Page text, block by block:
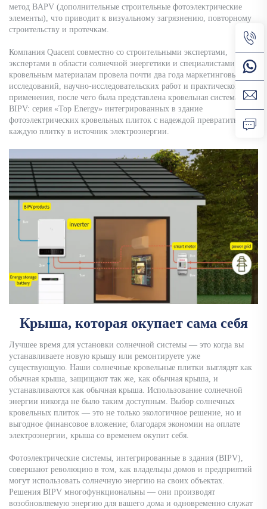
метод BAPV (дополнительные строительные фотоэлектрические
элементы), что приводит к визуальному загрязнению, повторному
строительству и протечкам.
Компания Quacent совместно со строительными экспертами,
экспертами в области солнечной энергетики и специалистами по
кровельным материалам провела почти два года маркетинговых
исследований, научно-исследовательских работ и практического
применения, после чего была представлена кровельная система
BIPV: серия «Top Energy» интегрированных в здание
фотоэлектрических кровельных плиток с надеждой превратить
каждую плитку в источник электроэнергии.
Крыша, которая окупает сама себя
Лучшее время для установки солнечной системы — это когда вы
устанавливаете новую крышу или ремонтируете уже
существующую. Наши солнечные кровельные плитки выглядят как
обычная крыша, защищают так же, как обычная крыша, и
устанавливаются как обычная крыша. Использование солнечной
энергии никогда не было таким доступным. Выбор солнечных
кровельных плиток — это не только экологичное решение, но и
выгодное финансовое вложение; благодаря экономии на оплате
электроэнергии, крыша со временем окупит себя.
Фотоэлектрические системы, интегрированные в здания (BIPV),
совершают революцию в том, как владельцы домов и предприятий
могут использовать солнечную энергию на своих объектах.
Решения BIPV многофункциональны — они производят
возобновляемую энергию для вашего дома и одновременно служат